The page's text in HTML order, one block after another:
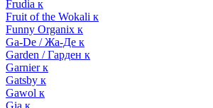
Frudia к
Fruit of the Wokali к
Funny Organix к
Ga-De / Жа-Де к
Garden / Гарден к
Garnier к
Gatsby к
Gawol к
Gia к